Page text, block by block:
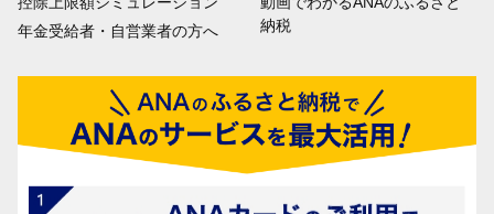
年金受給者・自営業者の方へ
納税